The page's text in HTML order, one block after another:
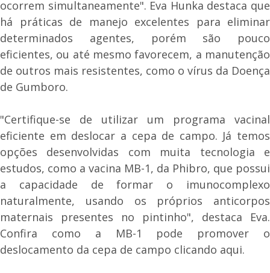
ocorrem simultaneamente". Eva Hunka destaca que
há práticas de manejo excelentes para eliminar
determinados agentes, porém são pouco
eficientes, ou até mesmo favorecem, a manutenção
de outros mais resistentes, como o vírus da Doença
de Gumboro.
"Certifique-se de utilizar um programa vacinal
eficiente em deslocar a cepa de campo. Já temos
opções desenvolvidas com muita tecnologia e
estudos, como a vacina MB-1, da Phibro, que possui
a capacidade de formar o imunocomplexo
naturalmente, usando os próprios anticorpos
maternais presentes no pintinho", destaca Eva.
Confira como a MB-1 pode promover o
deslocamento da cepa de campo clicando aqui.